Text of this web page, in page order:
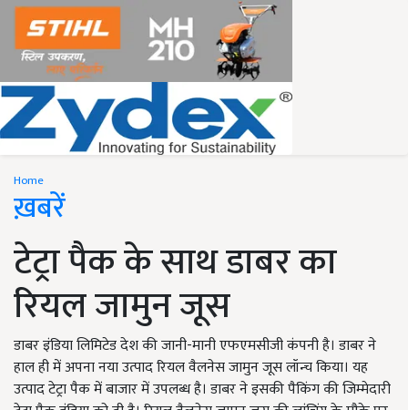
Home
ख़बरें
टेट्रा पैक के साथ डाबर का
रियल जामुन जूस
डाबर इंडिया लिमिटेड देश की जानी-मानी एफएमसीजी कंपनी है। डाबर ने
हाल ही में अपना नया उत्पाद रियल वैलनेस जामुन जूस लॉन्च किया। यह
उत्पाद टेट्रा पैक में बाजार में उपलब्ध है। डाबर ने इसकी पैकिंग की जिम्मेदारी